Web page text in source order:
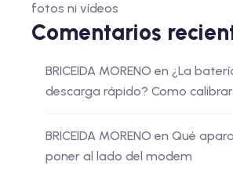
fotos ni vídeos
Comentarios
BRICEIDA MORENO en ¿La
descarga rápido? Como
BRICEIDA MORENO en Qué
poner al lado del modem